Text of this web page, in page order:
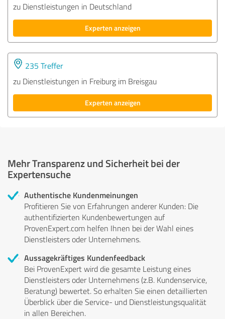
zu Dienstleistungen in Deutschland
Experten anzeigen
235 Treffer
zu Dienstleistungen in Freiburg im Breisgau
Experten anzeigen
Mehr Transparenz und Sicherheit bei der
Expertensuche
Authentische Kundenmeinungen
Profitieren Sie von Erfahrungen anderer Kunden: Die
authentifizierten Kundenbewertungen auf
ProvenExpert.com helfen Ihnen bei der Wahl eines
Dienstleisters oder Unternehmens.
Aussagekräftiges Kundenfeedback
Bei ProvenExpert wird die gesamte Leistung eines
Dienstleisters oder Unternehmens (z.B. Kundenservice,
Beratung) bewertet. So erhalten Sie einen detaillierten
Überblick über die Service- und Dienstleistungsqualität
in allen Bereichen.